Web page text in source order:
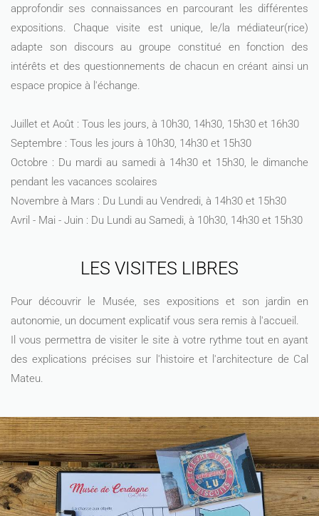
approfondir ses connaissances en parcourant les différentes
expositions. Chaque visite est unique, le/la médiateur(rice)
adapte son discours au groupe constitué en fonction des
intérêts et des questionnements de chacun en créant ainsi un
espace propice à l'échange.
Juillet et Août : Tous les jours, à 10h30, 14h30, 15h30 et 16h30
Septembre : Tous les jours à 10h30, 14h30 et 15h30
Octobre : Du mardi au samedi à 14h30 et 15h30, le dimanche
pendant les vacances scolaires
Novembre à Mars : Du Lundi au Vendredi, à 14h30 et 15h30
Avril - Mai - Juin : Du Lundi au Samedi, à 10h30, 14h30 et 15h30
LES VISITES LIBRES
Pour découvrir le Musée, ses expositions et son jardin en
autonomie, un document explicatif vous sera remis à l'accueil.
Il vous permettra de visiter le site à votre rythme tout en ayant
des explications précises sur l'histoire et l'architecture de Cal
Mateu.